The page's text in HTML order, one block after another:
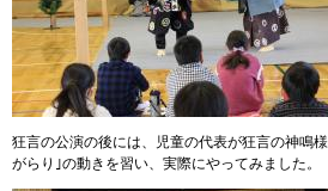
狂言の公演の後には、児童の代表が狂言の神鳴
がらり｣の動きを習い、実際にやってみました。